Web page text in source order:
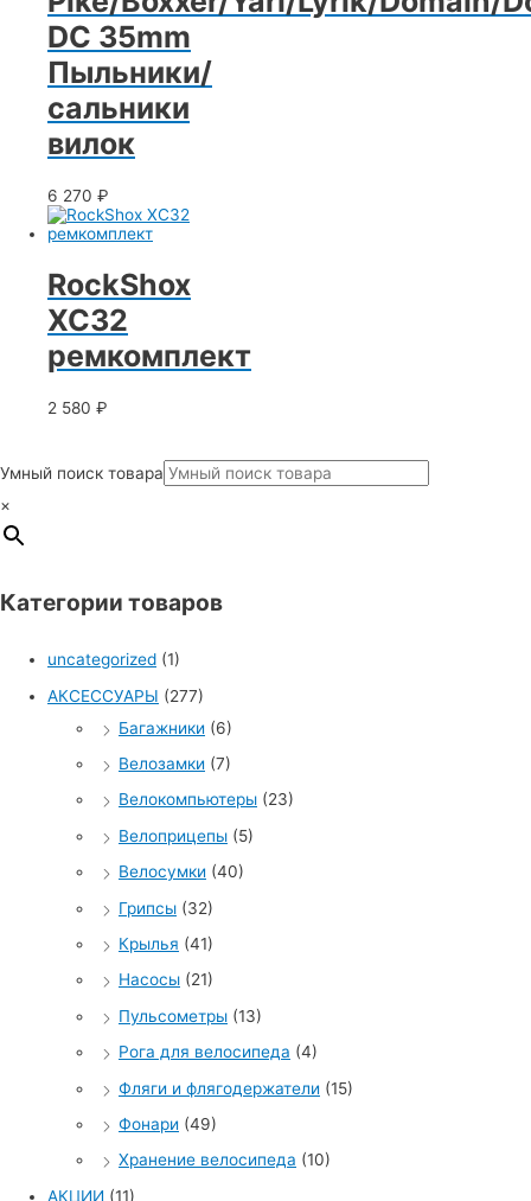
DC 35mm
Пыльники/
сальники
вилок
6 270 ₽
RockShox
XC32
ремкомплект
2 580 ₽
Умный поиск товара
×
Категории товаров
uncategorized (1)
АКСЕССУАРЫ (277)
Багажники (6)
Велозамки (7)
Велокомпьютеры (23)
Велоприцепы (5)
Велосумки (40)
Грипсы (32)
Крылья (41)
Насосы (21)
Пульсометры (13)
Рога для велосипеда (4)
Фляги и флягодержатели (15)
Фонари (49)
Хранение велосипеда (10)
АКЦИИ (11)